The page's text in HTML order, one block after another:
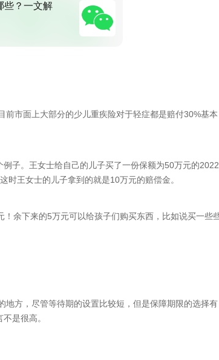
些？一文解
市面上大部分的少儿重疾险对于轻症都是赔付30%基本
子。王女士给自己的儿子买了一份保额为50万元的2022
时王女士的儿子拿到的就是10万元的赔偿金。
余下来的5万元可以给孩子们购买东西，比如说买一些
方，尽管等待期的设置比较短，但是保障期限的选择有
是很高。